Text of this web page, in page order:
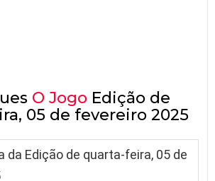
O Jogo Edição de
05 de fevereiro 2025